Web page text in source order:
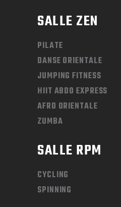
SALLE ZEN
PILATE
DANSE ORIENTALE
JUMPING FITNESS
HIIT ABDO EXPRESS
AFRO ORIENTALE
ZUMBA
SALLE RPM
CYCLING
SPINNING